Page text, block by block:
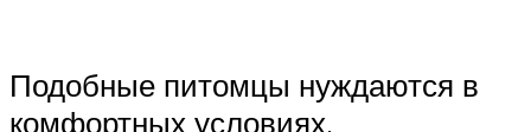
Подобные питомцы нуждаются в
комфортных условиях,